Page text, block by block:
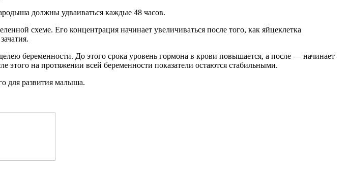
должны удваиваться каждые 48 часов.
схеме. Его концентрация начинает увеличиваться после того, как яйцеклетка
беременности. До этого срока уровень гормона в крови повышается, а после — начинает
этого на протяжении всей беременности показатели остаются стабильными.
для развития малыша.